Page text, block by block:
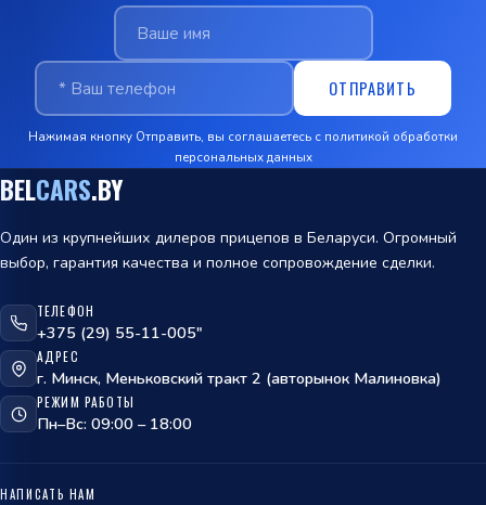
обработки персональных данных
ОТПРАВИТЬ
Нажимая кнопку Отправить, вы соглашаетесь с политикой обработки
персональных данных
BELCARS.BY
Один из крупнейших дилеров прицепов в Беларуси. Огромный
выбор, гарантия качества и полное сопровождение сделки.
ТЕЛЕФОН
+375 (29) 55-11-005"
АДРЕС
г. Минск, Меньковский тракт 2 (авторынок Малиновка)
РЕЖИМ РАБОТЫ
Пн–Вс: 09:00 – 18:00
НАПИСАТЬ НАМ